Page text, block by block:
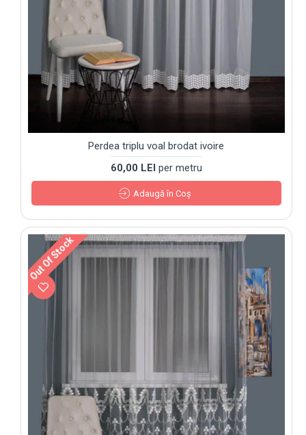
Perdea triplu voal brodat ivoire
60,00 LEI per metru
Adaugă în Coş
Out Of Stock